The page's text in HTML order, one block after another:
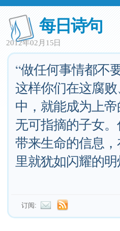
每日诗句
2012年02月15日
“做任何事情都不
这样你们在这腐
中，就能成为上
无可指摘的子女
带来生命的信息
里就犹如闪耀的明
订阅: